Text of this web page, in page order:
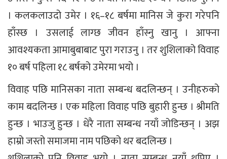
। कलकलाउदो उमेर । १६–१८ बर्षमा मानिस जे कुरा गरेपनि
हाँस्छ । उसलाई लाग्छ जीवन हाँस्नु खानु । आफ्ना
आवश्यकता आमाबुबाबाट पुरा गराउनु । तर शुशिलाको विवाह
१० बर्ष पहिला १८ बर्षको उमेरमा भयो ।
विवाह पछि मानिसका नाता सम्बन्ध बदलिन्छन् । उनीहरुको
काम बदलिन्छ । एक महिला विवाह पछि बुहारी हुन्छ । श्रीमति
हुन्छ । भाउजु हुन्छ । धेरै नाता सम्बन्ध नयाँ जोडिन्छन् । अझ
हाम्रो जस्तो समाजमा नाम पछिको थर बदलिन्छ ।